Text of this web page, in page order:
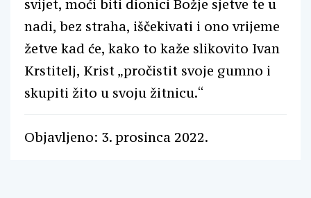
svijet, moći biti dionici Božje sjetve te u
nadi, bez straha, iščekivati i ono vrijeme
žetve kad će, kako to kaže slikovito Ivan
Krstitelj, Krist „pročistit svoje gumno i
skupiti žito u svoju žitnicu.“
Objavljeno: 3. prosinca 2022.